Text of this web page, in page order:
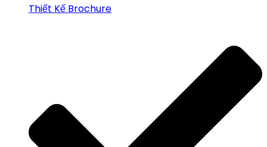
Thiết Kế Brochure